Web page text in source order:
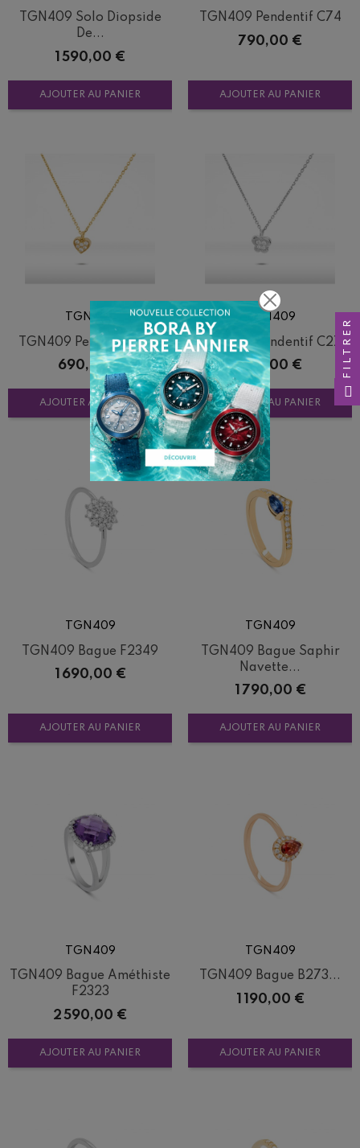
TGN409 Solo Diopside
De...
Prix
1 590,00 €
AJOUTER AU PANIER
TGN409 Pendentif C74
Prix
790,00 €
AJOUTER AU PANIER
TGN409
TGN409 Pendentif C70
Prix
690,00 €
AJOUTER AU PANIER
TGN409
TGN409 Pendentif C27
Prix
890,00 €
AJOUTER AU PANIER
TGN409
TGN409 Bague F2349
Prix
1 690,00 €
AJOUTER AU PANIER
TGN409
TGN409 Bague Saphir
Navette...
Prix
1 790,00 €
AJOUTER AU PANIER
TGN409
TGN409 Bague Améthiste
F2323
Prix
2 590,00 €
AJOUTER AU PANIER
TGN409
TGN409 Bague B273...
Prix
1 190,00 €
AJOUTER AU PANIER
FILTRER